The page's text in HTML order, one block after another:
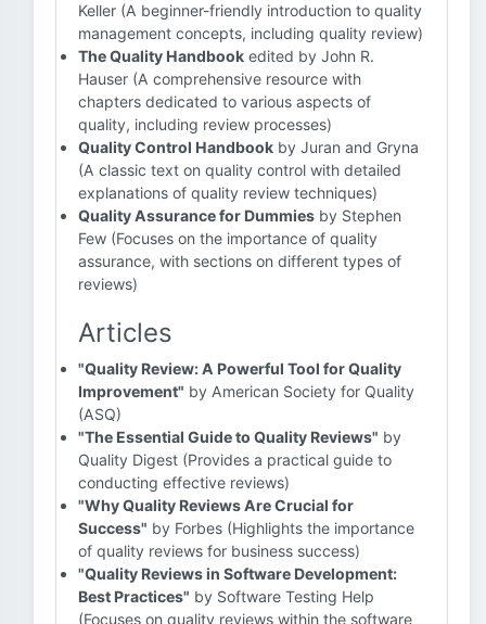
Keller (A beginner-friendly introduction to quality
management concepts, including quality review)
The Quality Handbook edited by John R.
Hauser (A comprehensive resource with
chapters dedicated to various aspects of
quality, including review processes)
Quality Control Handbook by Juran and Gryna
(A classic text on quality control with detailed
explanations of quality review techniques)
Quality Assurance for Dummies by Stephen
Few (Focuses on the importance of quality
assurance, with sections on different types of
reviews)
Articles
"Quality Review: A Powerful Tool for Quality
Improvement" by American Society for Quality
(ASQ)
"The Essential Guide to Quality Reviews" by
Quality Digest (Provides a practical guide to
conducting effective reviews)
"Why Quality Reviews Are Crucial for
Success" by Forbes (Highlights the importance
of quality reviews for business success)
"Quality Reviews in Software Development:
Best Practices" by Software Testing Help
(Focuses on quality reviews within the software